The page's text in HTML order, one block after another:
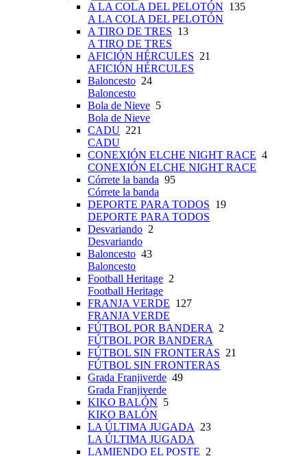
A LA COLA DEL PELOTÓN 135
A LA COLA DEL PELOTÓN
A TIRO DE TRES 13
A TIRO DE TRES
AFICIÓN HÉRCULES 21
AFICIÓN HÉRCULES
Baloncesto 24
Baloncesto
Bola de Nieve 5
Bola de Nieve
CADU 221
CADU
CONEXIÓN ELCHE NIGHT RACE 4
CONEXIÓN ELCHE NIGHT RACE
Córrete la banda 95
Córrete la banda
DEPORTE PARA TODOS 19
DEPORTE PARA TODOS
Desvariando 2
Desvariando
Baloncesto 43
Baloncesto
Football Heritage 2
Football Heritage
FRANJA VERDE 127
FRANJA VERDE
FÚTBOL POR BANDERA
2
FÚTBOL POR BANDERA
FÚTBOL SIN FRONTERAS 21
FÚTBOL SIN FRONTERAS
Grada Franjiverde 49
Grada Franjiverde
KIKO BALÓN 5
KIKO BALÓN
LA ÚLTIMA JUGADA
23
LA ÚLTIMA JUGADA
LAMIENDO EL POSTE 2